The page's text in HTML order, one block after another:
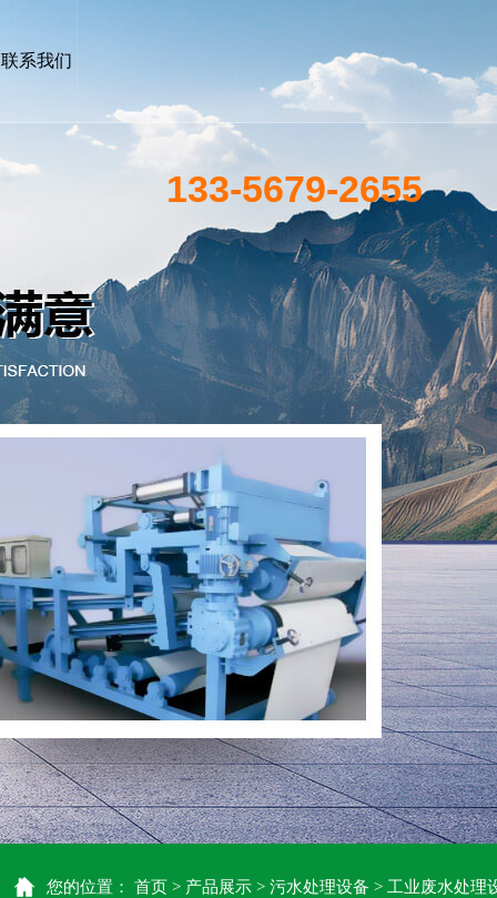
联系我们
133-5679-2655
您的位置： 首页 > 产品展示 > 污水处理设备 > 工业废水处理